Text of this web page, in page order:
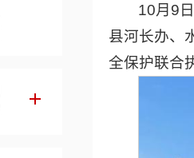
10月9
县河长办、
全保护联合